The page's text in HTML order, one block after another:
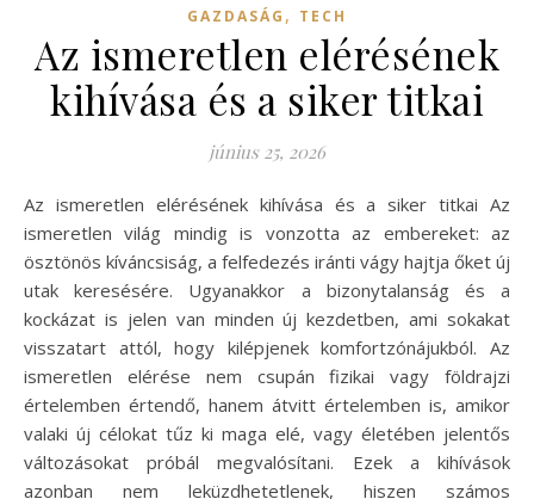
GAZDASÁG , TECH
Az ismeretlen elérésének
kihívása és a siker titkai
június 25, 2026
Az ismeretlen elérésének kihívása és a siker titkai Az
ismeretlen világ mindig is vonzotta az embereket: az
ösztönös kíváncsiság, a felfedezés iránti vágy hajtja őket új
utak keresésére. Ugyanakkor a bizonytalanság és a
kockázat is jelen van minden új kezdetben, ami sokakat
visszatart attól, hogy kilépjenek komfortzónájukból. Az
ismeretlen elérése nem csupán fizikai vagy földrajzi
értelemben értendő, hanem átvitt értelemben is, amikor
valaki új célokat tűz ki maga elé, vagy életében jelentős
változásokat próbál megvalósítani. Ezek a kihívások
azonban nem leküzdhetetlenek, hiszen számos